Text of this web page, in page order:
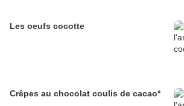
Les oeufs cocotte
Crêpes au chocolat coulis de cacao*